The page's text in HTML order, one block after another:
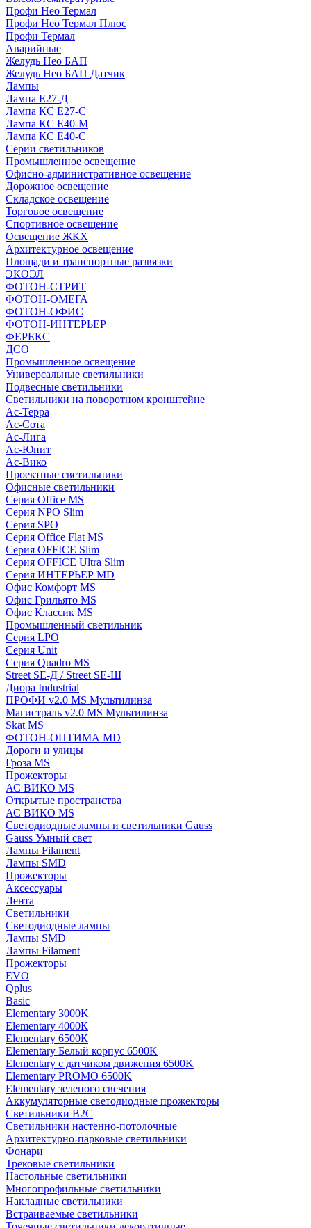
Профи Нео Термал
Профи Нео Термал Плюс
Профи Термал
Аварийные
Желудь Нео БАП
Желудь Нео БАП Датчик
Лампы
Лампа Е27-Д
Лампа КС Е27-С
Лампа КС Е40-М
Лампа КС Е40-С
Серии светильников
Промышленное освещение
Офисно-административное освещение
Дорожное освещение
Складское освещение
Торговое освещение
Спортивное освещение
Освещение ЖКХ
Архитектурное освещение
Площади и транспортные развязки
ЭКОЭЛ
ФОТОН-СТРИТ
ФОТОН-ОМЕГА
ФОТОН-ОФИС
ФОТОН-ИНТЕРЬЕР
ФЕРЕКС
ДСО
Промышленное освещение
Универсальные светильники
Подвесные светильники
Светильники на поворотном кронштейне
Ас-Терра
Ас-Сота
Ас-Лига
Ас-Юнит
Ас-Вико
Проектные светильники
Офисные светильники
Серия Office MS
Серия NPO Slim
Серия SPO
Серия Office Flat MS
Серия OFFICE Slim
Серия OFFICE Ultra Slim
Серия ИНТЕРЬЕР MD
Офис Комфорт MS
Офис Грильято MS
Офис Классик MS
Промышленный светильник
Серия LPO
Серия Unit
Серия Quadro MS
Street SE-Д / Street SE-Ш
Диора Industrial
ПРОФИ v2.0 MS Мультилинза
Магистраль v2.0 MS Мультилинза
Skat MS
ФОТОН-ОПТИМА MD
Дороги и улицы
Гроза MS
Прожекторы
АС ВИКО MS
Открытые пространства
АС ВИКО MS
Светодиодные лампы и светильники Gauss
Gauss Умный свет
Лампы Filament
Лампы SMD
Прожекторы
Аксессуары
Лента
Светильники
Светодиодные лампы
Лампы SMD
Лампы Filament
Прожекторы
EVO
Qplus
Basic
Elementary 3000K
Elementary 4000К
Elementary 6500К
Elementary Белый корпус 6500K
Elementary с датчиком движения 6500K
Elementary PROMO 6500K
Elementary зеленого свечения
Аккумуляторные светодиодные прожекторы
Светильники B2C
Светильники настенно-потолочные
Архитектурно-парковые светильники
Фонари
Трековые светильники
Настольные светильники
Многопрофильные светильники
Накладные светильники
Встраиваемые светильники